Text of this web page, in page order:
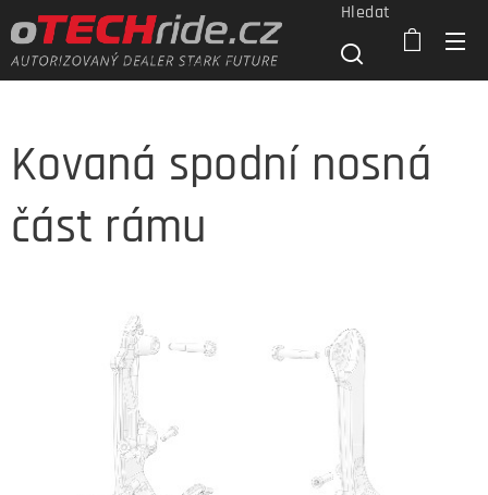
Hledat
Kovaná spodní nosná
část rámu